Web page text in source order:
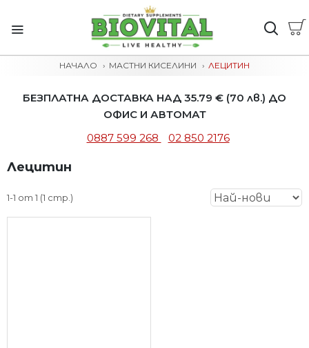
НАЧАЛО МАСТНИ КИСЕЛИНИ ЛЕЦИТИН
БЕЗПЛАТНА ДОСТАВКА НАД 35.79 € (70 лв.) ДО
ОФИС И АВТОМАТ
0887 599 268
02 850 2176
Лецитин
1-1 от 1 (1 стр.)